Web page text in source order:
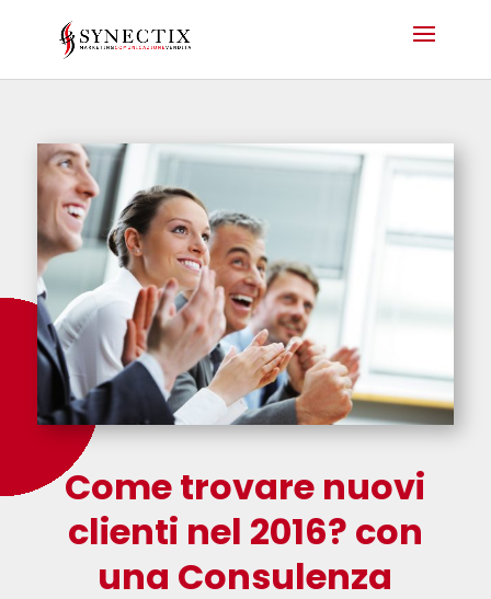
Come trovare nuovi
clienti nel 2016? con
una Consulenza